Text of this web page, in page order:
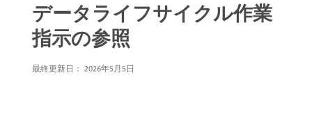
データライフサイクル作業
指示の参照
最終更新日： 2026年5月5日